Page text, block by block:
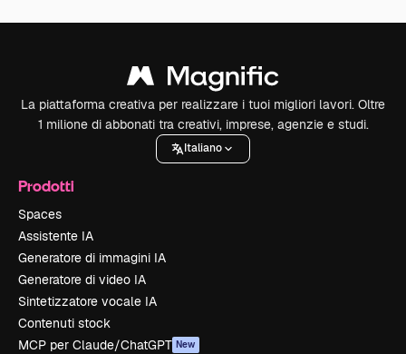
La piattaforma creativa per realizzare i tuoi migliori lavori. Oltre
1 milione di abbonati tra creativi, imprese, agenzie e studi.
Italiano
Prodotti
Spaces
Assistente IA
Generatore di immagini IA
Generatore di video IA
Sintetizzatore vocale IA
Contenuti stock
MCP per Claude/ChatGPT New